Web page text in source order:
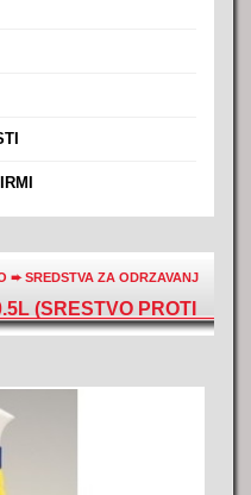
➨SREDSTVA ZA ODRZAVANJ
(SRESTVO PROTI